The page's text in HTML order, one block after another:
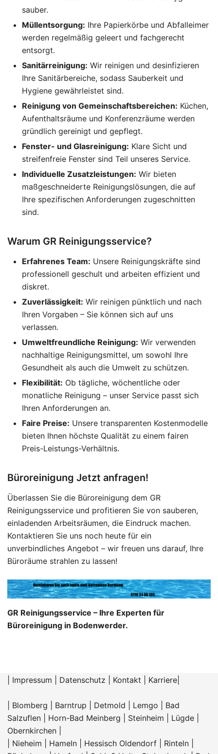
sauber.
Müllentsorgung: Ihre Papierkörbe und Abfalleimer
werden regelmäßig geleert und fachgerecht
entsorgt.
Sanitärreinigung: Wir reinigen und desinfizieren
Ihre Sanitärbereiche, sodass Sauberkeit und
Hygiene gewährleistet sind.
Reinigung von Gemeinschaftsbereichen: Küchen,
Aufenthaltsräume und Konferenzräume werden
gründlich gereinigt und gepflegt.
Fenster- und Glasreinigung: Klare Sicht und
streifenfreie Fenster sind Teil unseres Service.
Individuelle Zusatzleistungen: Wir bieten
maßgeschneiderte Reinigungslösungen, die auf
Ihre spezifischen Anforderungen zugeschnitten
sind.
Warum GR Reinigungsservice?
Erfahrenes Team: Unsere Reinigungskräfte sind
professionell geschult und arbeiten effizient und
diskret.
Zuverlässigkeit: Wir reinigen pünktlich und nach
Ihren Vorgaben – Sie können sich auf uns
verlassen.
Umweltfreundliche Reinigung: Wir verwenden
nachhaltige Reinigungsmittel, um sowohl Ihre
Gesundheit als auch die Umwelt zu schützen.
Flexibilität: Ob tägliche, wöchentliche oder
monatliche Reinigung – unser Service passt sich
Ihren Anforderungen an.
Faire Preise: Unsere transparenten Kostenmodelle
bieten Ihnen höchste Qualität zu einem fairen
Preis-Leistungs-Verhältnis.
Büroreinigung Jetzt anfragen!
Überlassen Sie die Büroreinigung dem GR
Reinigungsservice und profitieren Sie von sauberen,
einladenden Arbeitsräumen, die Eindruck machen.
Kontaktieren Sie uns noch heute für ein
unverbindliches Angebot – wir freuen uns darauf, Ihre
Büroräume strahlen zu lassen!
GR Reinigungsservice – Ihre Experten für
Büroreinigung in Bodenwerder.
Impressum Datenschutz Kontakt Karriere
Blomberg Barntrup Detmold Lemgo
Bad
Salzuflen
Horn-Bad Meinberg Steinheim Lügde
Obernkirchen
Nieheim Hameln | Hessisch Oldendorf Rinteln